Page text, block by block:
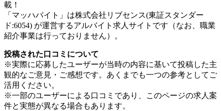
載！
「マッハバイト」は株式会社リブセンス(東証スタンダー
ド:6054) が運営するアルバイト求人サイトです（なお、職業
紹介事業は行っておりません）。
投稿された口コミについて
※実際に応募したユーザーが当時の内容に基いて投稿した主
観的なご意見・ご感想です。あくまでも一つの参考としてご
活用ください。
※一部のユーザーによる口コミであり、このページの求人案
件と実態が異なる場合もあります。